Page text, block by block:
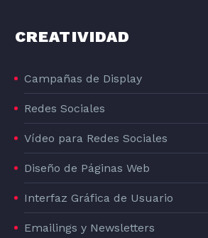
DOG#1
CREATIVIDAD
Campañas de Display
Redes Sociales
Vídeo para Redes Sociales
Diseño de Páginas Web
Interfaz Gráfica de Usuario
Emailings y Newsletters